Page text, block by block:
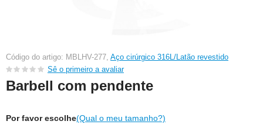
Código do artigo: MBLHV-277, Aço cirúrgico 316L/Latão revestido
Sê o primeiro a avaliar
Barbell com pendente
Por favor escolhe(Qual o meu tamanho?)